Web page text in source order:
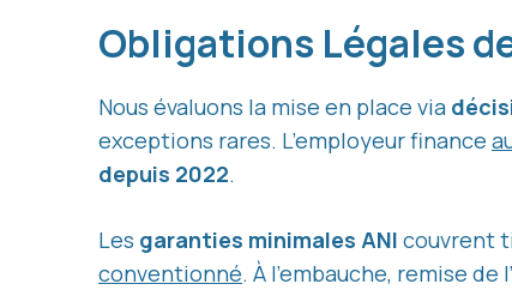
Obligations Légales
Nous évaluons la mise en place via
exceptions rares. L’employeur finance
depuis 2022.
Les garanties minimales ANI couvrent
conventionné. À l’embauche, remise